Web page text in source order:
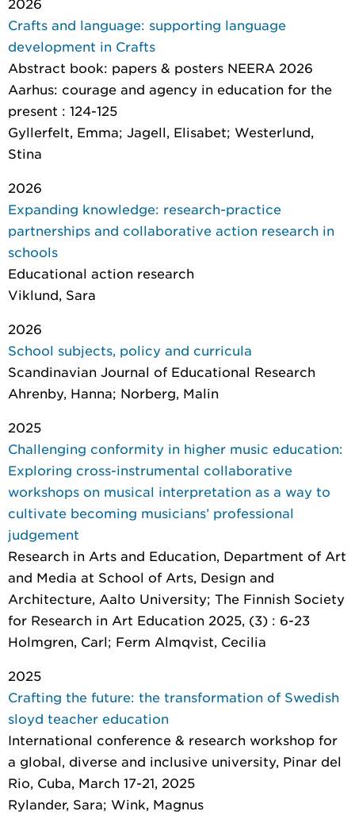
2026
Crafts and language: supporting language
development in Crafts
Abstract book: papers & posters NEERA 2026
Aarhus: courage and agency in education for the
present : 124-125
Gyllerfelt, Emma; Jagell, Elisabet; Westerlund,
Stina
2026
Expanding knowledge: research-practice
partnerships and collaborative action research in
schools
Educational action research
Viklund, Sara
2026
School subjects, policy and curricula
Scandinavian Journal of Educational Research
Ahrenby, Hanna; Norberg, Malin
2025
Challenging conformity in higher music education:
Exploring cross-instrumental collaborative
workshops on musical interpretation as a way to
cultivate becoming musicians’ professional
judgement
Research in Arts and Education, Department of Art
and Media at School of Arts, Design and
Architecture, Aalto University; The Finnish Society
for Research in Art Education 2025, (3) : 6-23
Holmgren, Carl; Ferm Almqvist, Cecilia
2025
Crafting the future: the transformation of Swedish
sloyd teacher education
International conference & research workshop for
a global, diverse and inclusive university, Pinar del
Rio, Cuba, March 17-21, 2025
Rylander, Sara; Wink, Magnus